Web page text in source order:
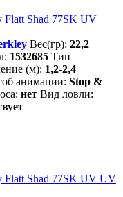
Flatt Shad 77SK UV
Вес(гр): 22,2
1532685 Тип
(м): 1,2-2,4
анимации: Stop &
нет Вид ловли:
Flatt Shad 77SK UV UV